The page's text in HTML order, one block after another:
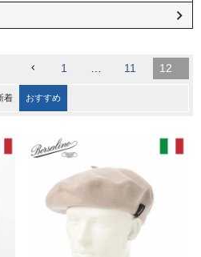
着 おすすめ
1 … 11 12